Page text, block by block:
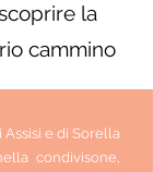
la
cammino
e di Sorella
condivisone,